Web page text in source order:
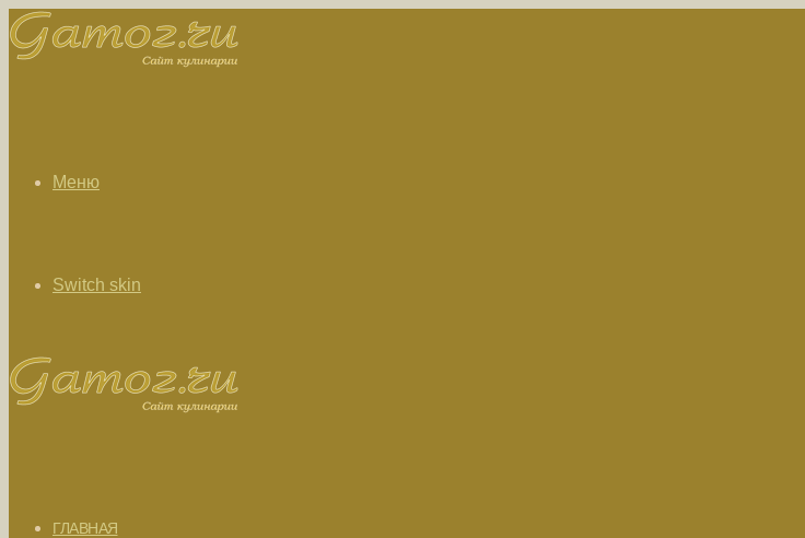
Меню
Switch skin
ГЛАВНАЯ